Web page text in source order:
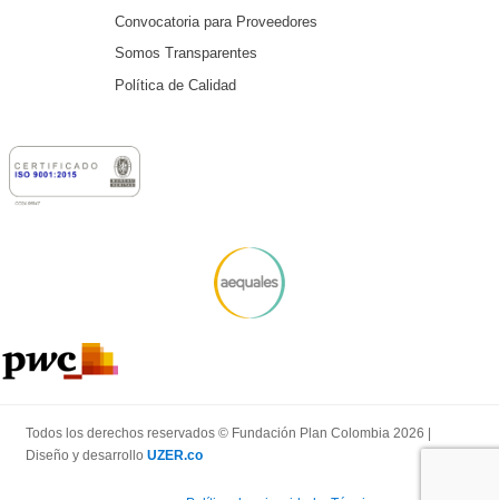
Convocatoria para Proveedores
Somos Transparentes
Política de Calidad
Todos los derechos reservados © Fundación Plan Colombia 2026 |
Diseño y desarrollo UZER.co